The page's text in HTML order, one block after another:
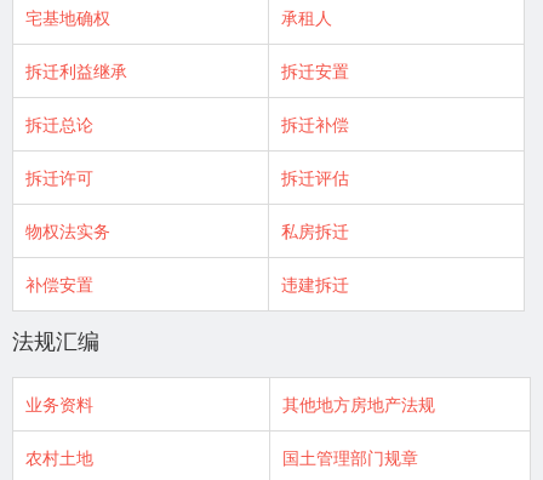
宅基地确权 承租人
拆迁利益继承 拆迁安置
拆迁总论 拆迁补偿
拆迁许可 拆迁评估
物权法实务 私房拆迁
补偿安置 违建拆迁
法规汇编
业务资料 其他地方房地产法规
农村土地 国土管理部门规章